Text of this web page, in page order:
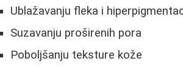
Ublažavanju fleka i
Suzavanju proširenih pora
Poboljšanju teksture kože